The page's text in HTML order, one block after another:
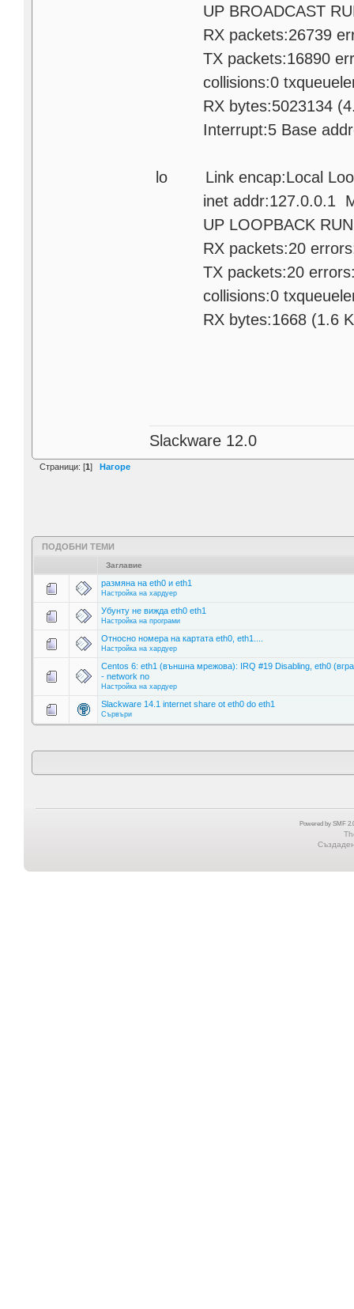
UP BROADCAST
RX packets:26739
TX packets:16890
collisions:0
RX bytes:5023134 (4.7
Interrupt:5 Base
lo Link encap:Local
inet addr:127.0.0.1
UP LOOPBACK
RX packets:20 errors:0
TX packets:20 errors:0
collisions:0
RX bytes:1668 (1.6
Slackware 12.0
Страници: [1] Нагоре
ПОДОБНИ ТЕМИ
Заглавие
размяна на eth0 и eth1
Настройка на хардуер
Убунту не вижда eth0 eth1
Настройка на програми
Относно номера на картата eth0, eth1....
Настройка на хардуер
Centos 6: eth1 (външна мрежова): IRQ #19 Disabling, eth0
- network no
Настройка на хардуер
Slackware 14.1 internet share ot eth0 do eth1
Сървъри
Powered by SMF